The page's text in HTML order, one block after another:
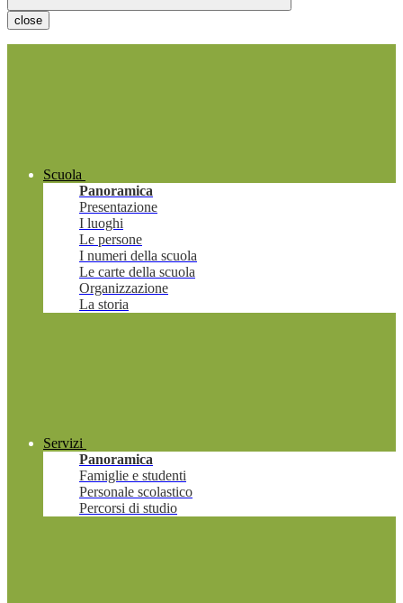
close
Scuola
Panoramica
Presentazione
I luoghi
Le persone
I numeri della scuola
Le carte della scuola
Organizzazione
La storia
Servizi
Panoramica
Famiglie e studenti
Personale scolastico
Percorsi di studio